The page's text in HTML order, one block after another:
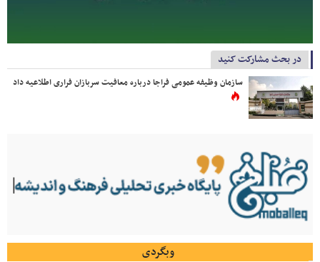
در بحث مشارکت کنید
سازمان وظیفه عمومی فراجا درباره معافیت سربازان فراری اطلاعیه داد
وبگردی